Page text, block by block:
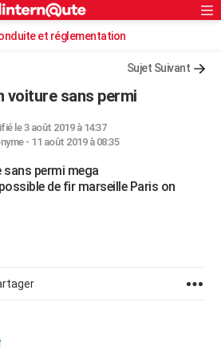
S'inscrire
Connexion
et réglementation
Sujet Suivant
voiture sans permi
le 3 août 2019 à 14:37
- 11 août 2019 à 08:35
sans permi mega
de fir marseille Paris on